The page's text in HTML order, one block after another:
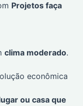
Projetos faça
clima moderado.
econômica
ou casa que